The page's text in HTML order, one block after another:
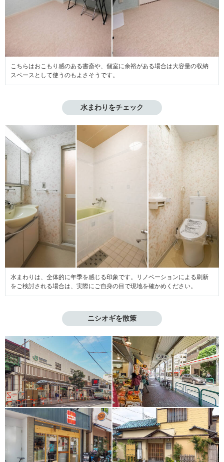
こちらはおこもり感のある書斎や、個室に余裕がある場合は大容量の収納
スペースとして使うのもよさそうです。
水まわりをチェック
水まわりは、全体的に年季を感じる印象です。リノベーションによる刷新
をご検討される場合は、実際にご自身の目で現地を確かめください。
ニシオギを散策